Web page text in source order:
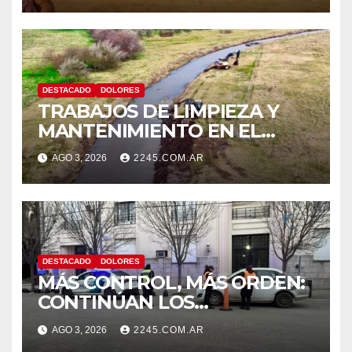
DOLORES
DESTACADO DOLORES
TRABAJOS DE LIMPIEZA Y
MANTENIMIENTO EN EL
CANAL LA PICASA
AGO 3, 2026 2245.COM.AR
DESTACADO DOLORES
MÁS CONTROL, MÁS ORDEN:
CONTINÚAN LOS
OPERATIVOS PREVENTIVOS
DE TRÁNSITO EN DOLORES
AGO 3, 2026 2245.COM.AR